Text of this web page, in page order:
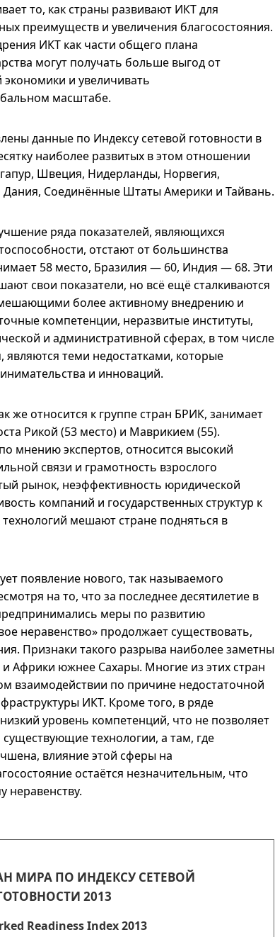
то, как страны развивают ИКТ для
преимуществ и увеличения благосостояния.
ИКТ как части общего плана
могут получать больше выгод от
и увеличивать
масштабе.
данные по Индексу сетевой готовности в
наиболее развитых в этом отношении
Швеция, Нидерланды, Норвегия,
Соединённые Штаты Америки и Тайвань.
ряда показателей, являющихся
отстают от большинства
58 место, Бразилия — 60, Индия — 68. Эти
свои показатели, но всё ещё сталкиваются
более активному внедрению и
компетенции, неразвитые институты,
и административной сферах, в том числе
являются теми недостатками, которые
и инноваций.
же относится к группе стран БРИК, занимает
Рикой (53 место) и Маврикием (55).
мнению экспертов, относится высокий
связи и грамотность взрослого
рынок, неэффективность юридической
компаний и государственных структур к
мешают стране подняться в
появление нового, так называемого
на то, что за последнее десятилетие в
меры по развитию
неравенство» продолжает существовать,
Признаки такого разрыва наиболее заметны
Африки южнее Сахары. Многие из этих стран
взаимодействии по причине недостаточной
ИКТ. Кроме того, в ряде
уровень компетенций, что не позволяет
технологии, а там, где
влияние этой сферы на
остаётся незначительным, что
неравенству.
МИРА ПО ИНДЕКСУ СЕТЕВОЙ
2013
Readiness Index 2013